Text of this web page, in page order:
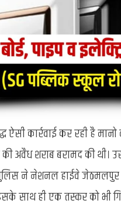
ऐसी कार्रवाई कर रही है
अवैध शराब बरामद की थी।
ने नेशनल हाईवे जेठमलपुर
साथ ही एक तस्कर को भी